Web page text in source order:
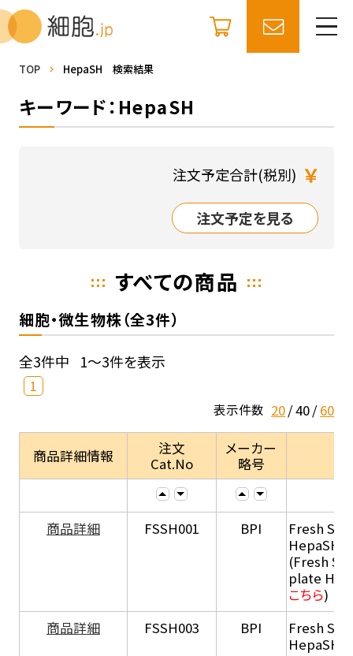
TOP HepaSH 検索結果
キーワード：HepaSH
注文予定合計(税別) ￥
注文予定を見る
すべての商品
細胞・微生物株（全3件）
全3件中 1～3件を表示
1
表示件数 20 40 60
商品詳細情報
注文
Cat.No
メーカー
略号
商品詳細 FSSH001 BPI
Fresh
HepaSH®
(Fresh
plate
こちら)
商品詳細
FSSH003 BPI
Fresh
HepaSH®